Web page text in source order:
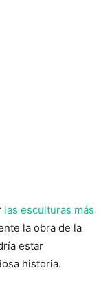
las esculturas más
la obra de la
estar
historia.